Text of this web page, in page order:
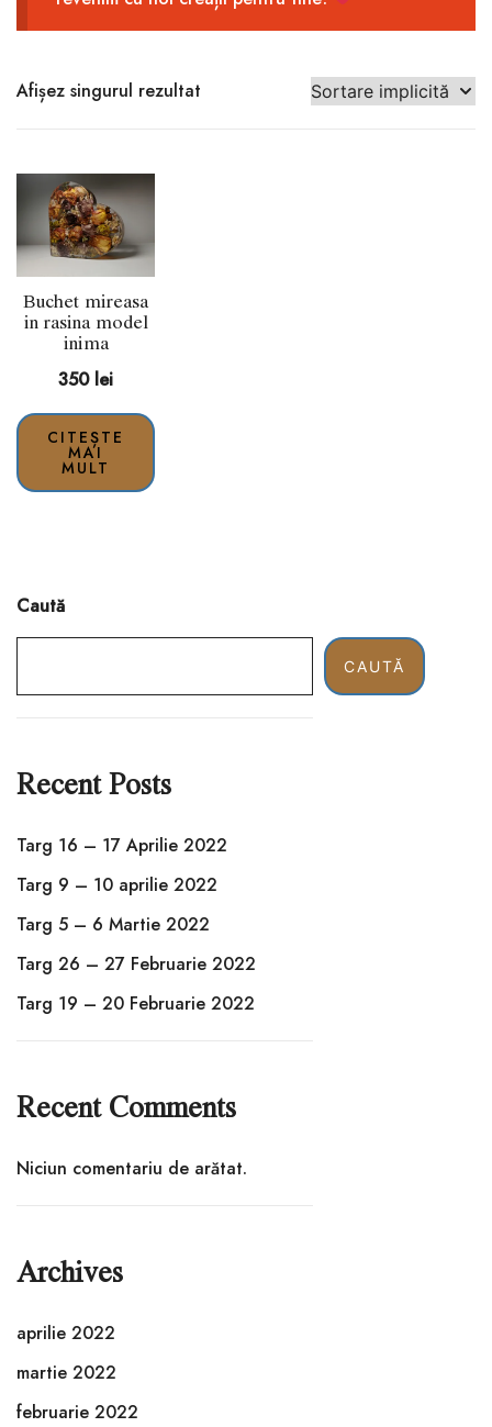
Afișez singurul rezultat
Buchet mireasa
in rasina model
inima
350 lei
CITEȘTE
MAI
MULT
Caută
CAUTĂ
Recent Posts
Targ 16 – 17 Aprilie 2022
Targ 9 – 10 aprilie 2022
Targ 5 – 6 Martie 2022
Targ 26 – 27 Februarie 2022
Targ 19 – 20 Februarie 2022
Recent Comments
Niciun comentariu de arătat.
Archives
aprilie 2022
martie 2022
februarie 2022